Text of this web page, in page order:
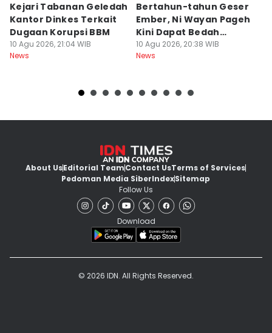
Kejari Tabanan Geledah
Kantor Dinkes Terkait
Dugaan Korupsi BBM
10 Agu 2026, 21:04 WIB
News
Bertahun-tahun Geser
Ember, Ni Wayan Pageh
Kini Dapat Bedah
Rumah
10 Agu 2026, 20:38 WIB
News
About UsEditorial TeamContact UsTerms of Services
Pedoman Media SiberIndexSitemap
Follow Us
Download
© 2026 IDN. All Rights Reserved.